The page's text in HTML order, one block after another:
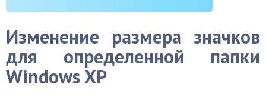
Изменение размера значков
для определенной папки
WindowsXP